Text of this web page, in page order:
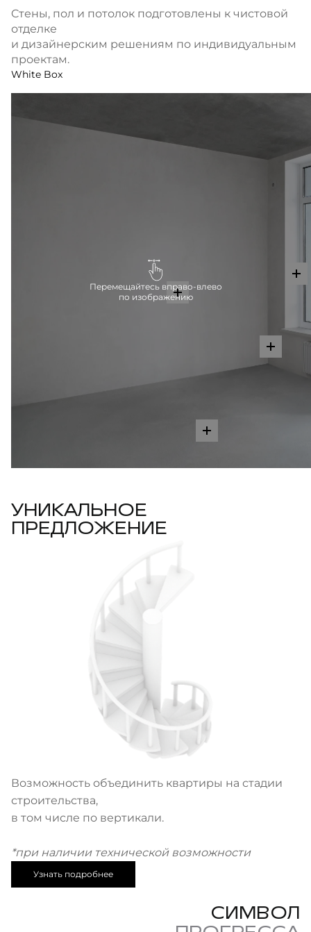
Cтены, пол и потолок подготовлены к чистовой
отделке
и дизайнерским решениям по индивидуальным
проектам.
White Box
Перемещайтесь вправо-влево
по изображению
УНИКАЛЬНОЕ
ПРЕДЛОЖЕНИЕ
Возможность объединить квартиры на стадии
строительства,
в том числе по вертикали.
*при наличии технической возможности
Узнать подробнее
СИМВОЛ